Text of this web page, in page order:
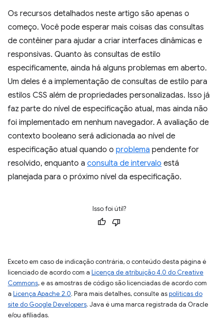
Os recursos detalhados neste artigo são apenas o
começo. Você pode esperar mais coisas das consultas
de contêiner para ajudar a criar interfaces dinâmicas e
responsivas. Quanto às consultas de estilo
especificamente, ainda há alguns problemas em aberto.
Um deles é a implementação de consultas de estilo para
estilos CSS além de propriedades personalizadas. Isso já
faz parte do nível de especificação atual, mas ainda não
foi implementado em nenhum navegador. A avaliação de
contexto booleano será adicionada ao nível de
especificação atual quando o problema pendente for
resolvido, enquanto a consulta de intervalo está
planejada para o próximo nível da especificação.
Isso foi útil?
Exceto em caso de indicação contrária, o conteúdo desta página é
licenciado de acordo com a Licença de atribuição 4.0 do Creative
Commons, e as amostras de código são licenciadas de acordo com
a Licença Apache 2.0. Para mais detalhes, consulte aspolíticas do
site do Google Developers. Java é uma marca registrada da Oracle
e/ou afiliadas.